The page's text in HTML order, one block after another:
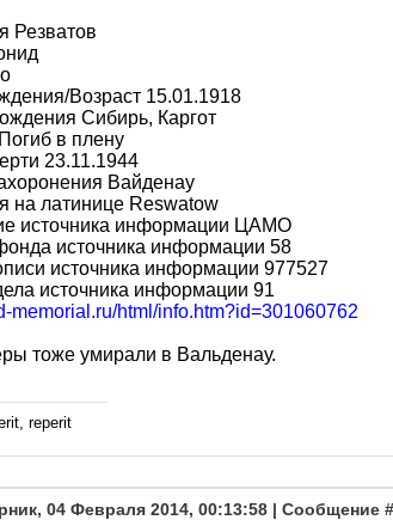
Резватов
Возраст 15.01.1918
Сибирь, Каргот
в плену
23.11.1944
Вайденау
на латинице Reswatow
источника информации ЦАМО
источника информации 58
источника информации 977527
источника информации 91
memorial.ru/html/info.htm?id=301060762
тоже умирали в Вальденау.
reperit
04 Февраля 2014, 00:13:58 | Сообщение #